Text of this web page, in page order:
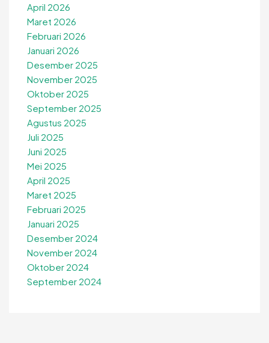
April 2026
Maret 2026
Februari 2026
Januari 2026
Desember 2025
November 2025
Oktober 2025
September 2025
Agustus 2025
Juli 2025
Juni 2025
Mei 2025
April 2025
Maret 2025
Februari 2025
Januari 2025
Desember 2024
November 2024
Oktober 2024
September 2024